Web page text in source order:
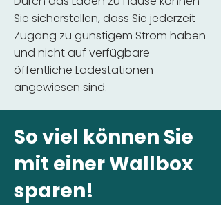
Sie sicherstellen, dass Sie jederzeit
Zugang zu günstigem Strom haben
und nicht auf verfügbare
öffentliche Ladestationen
angewiesen sind.
So viel können Sie
mit einer Wallbox
sparen!